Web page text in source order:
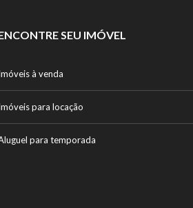
SEU IMÓVEL
à venda
para locação
para temporada